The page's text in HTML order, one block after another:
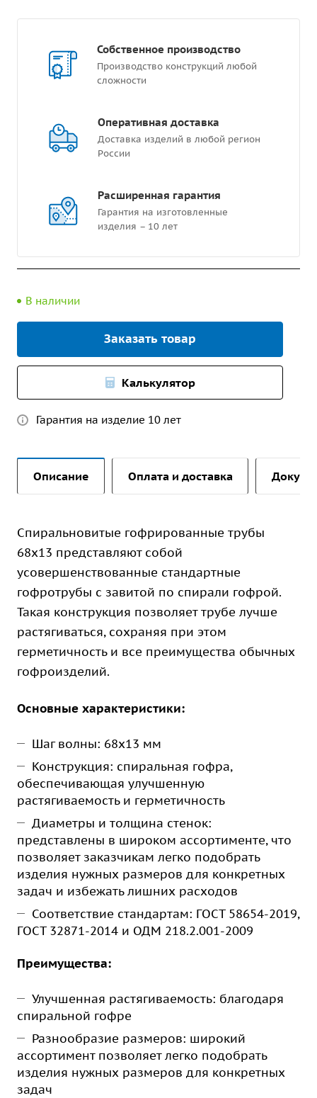
Собственное производство
Производство конструкций любой
сложности
Оперативная доставка
Доставка изделий в любой регион
России
Расширенная гарантия
Гарантия на изготовленные
изделия – 10 лет
В наличии
Заказать товар
Калькулятор
Гарантия на изделие 10 лет
Описание Оплата и доставка
Спиральновитые гофрированные трубы
68х13 представляют собой
усовершенствованные стандартные
гофротрубы с завитой по спирали гофрой.
Такая конструкция позволяет трубе лучше
растягиваться, сохраняя при этом
герметичность и все преимущества обычных
гофроизделий.
Основные характеристики:
Шаг волны: 68х13 мм
Конструкция: спиральная гофра,
обеспечивающая улучшенную
растягиваемость и герметичность
Диаметры и толщина стенок:
представлены в широком ассортименте, что
позволяет заказчикам легко подобрать
изделия нужных размеров для конкретных
задач и избежать лишних расходов
Соответствие стандартам: ГОСТ 58654-2019,
ГОСТ 32871-2014 и ОДМ 218.2.001-2009
Преимущества:
Улучшенная растягиваемость: благодаря
спиральной гофре
Разнообразие размеров: широкий
ассортимент позволяет легко подобрать
изделия нужных размеров для конкретных
задач